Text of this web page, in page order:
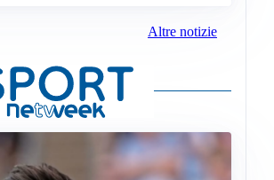
Altre notizie